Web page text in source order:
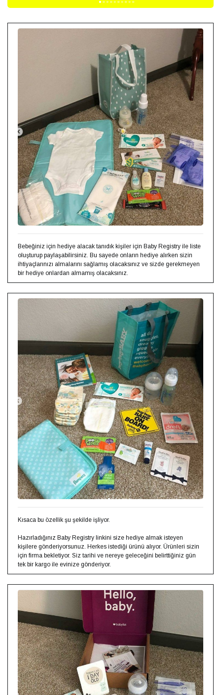
Bebeğiniz için hediye alacak tanıdık kişiler için Baby Registry ile liste
oluşturup paylaşabilirsiniz. Bu sayede onların hediye alırken sizin
ihtiyaçlarınızı almalarını sağlamış olacaksınız ve sizde gerekmeyen
bir hediye onlardan almamış olacaksınız.⁣⁣
Kısaca bu özellik şu şekilde işliyor. ⁣⁣
Hazırladığınız Baby Registry linkini size hediye almak isteyen
kişilere gönderiyorsunuz. Herkes istediği ürünü alıyor. Ürünleri sizin
için firma bekletiyor. Siz tarihi ve nereye geleceğini belirttiğiniz gün
tek bir kargo ile evinize gönderiyor.